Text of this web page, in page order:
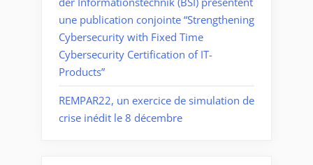
une publication conjointe “Strengthening
Cybersecurity with Fixed Time
Cybersecurity Certification of IT-
Products”
REMPAR22, un exercice de simulation de
crise inédit le 8 décembre